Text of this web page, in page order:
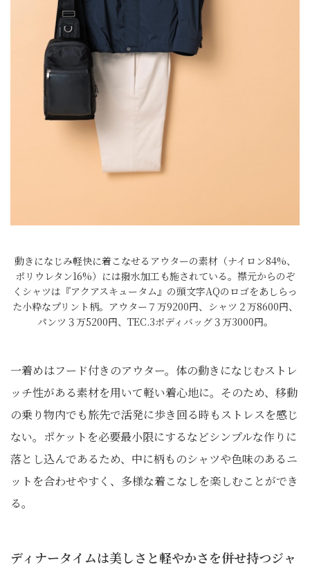
動きになじみ軽快に着こなせるアウターの素材（ナイロン84%、
ポリウレタン16%）には撥水加工も施されている。襟元からのぞ
くシャツは『アクアスキュータム』の頭文字AQのロゴをあしらっ
た小粋なプリント柄。アウター７万9200円、シャツ２万8600円、
パンツ３万5200円、TEC.3ボディバッグ３万3000円。
一着めはフード付きのアウター。体の動きになじむストレ
ッチ性がある素材を用いて軽い着心地に。そのため、移動
の乗り物内でも旅先で活発に歩き回る時もストレスを感じ
ない。ポケットを必要最小限にするなどシンプルな作りに
落とし込んであるため、中に柄ものシャツや色味のあるニ
ットを合わせやすく、多様な着こなしを楽しむことができ
る。
ディナータイムは美しさと軽やかさを併せ持つジャ